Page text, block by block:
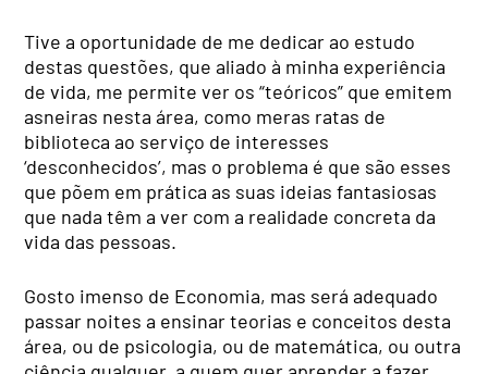
Tive a oportunidade de me dedicar ao estudo
destas questões, que aliado à minha experiência
de vida, me permite ver os “teóricos” que emitem
asneiras nesta área, como meras ratas de
biblioteca ao serviço de interesses
‘desconhecidos’, mas o problema é que são esses
que põem em prática as suas ideias fantasiosas
que nada têm a ver com a realidade concreta da
vida das pessoas.
Gosto imenso de Economia, mas será adequado
passar noites a ensinar teorias e conceitos desta
área, ou de psicologia, ou de matemática, ou outra